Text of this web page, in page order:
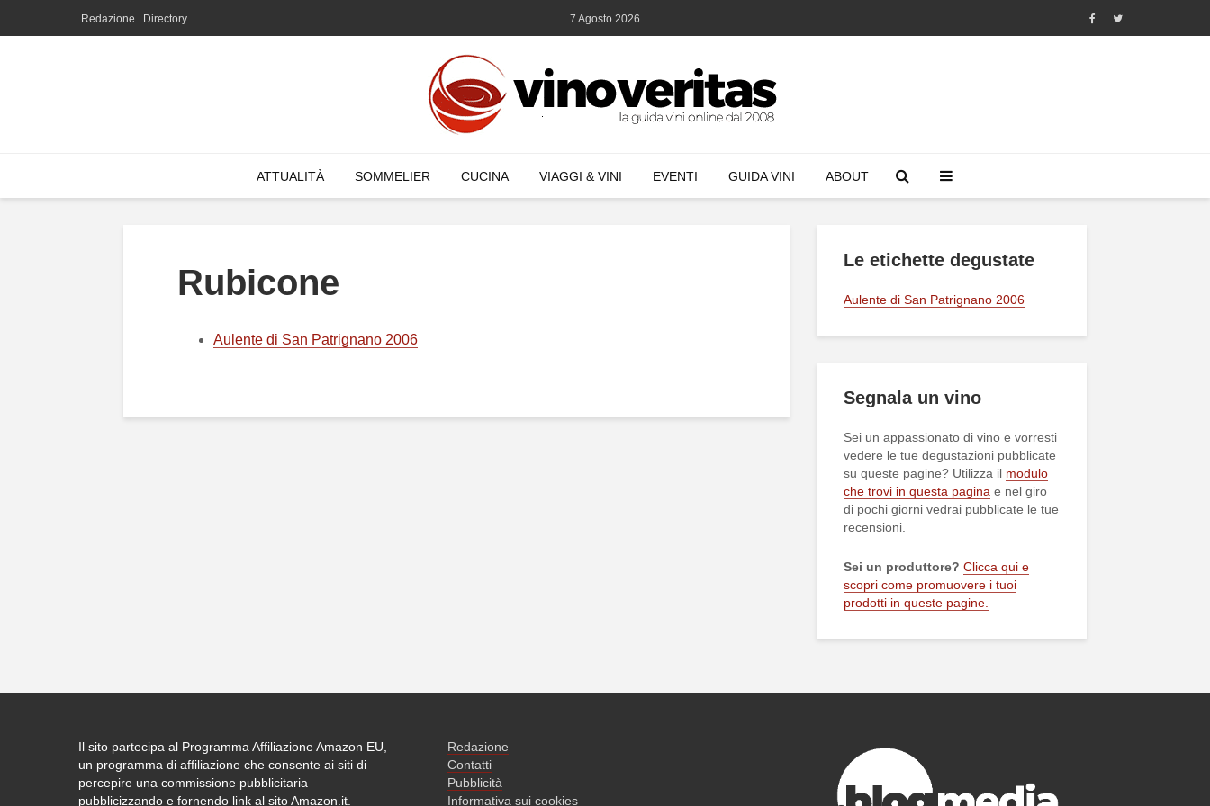
Redazione Directory 7 Agosto 2026
ATTUALITÀ SOMMELIER CUCINA VIAGGI & VINI EVENTI GUIDA VINI ABOUT
Rubicone
Aulente di San Patrignano 2006
Le etichette degustate
Aulente di San Patrignano 2006
Segnala un vino
Sei un appassionato di vino e vorresti
vedere le tue degustazioni pubblicate
su queste pagine? Utilizza il modulo
che trovi in questa pagina e nel giro
di pochi giorni vedrai pubblicate le tue
recensioni.
Sei un produttore? Clicca qui e
scopri come promuovere i tuoi
prodotti in queste pagine.
Il sito partecipa al Programma Affiliazione Amazon EU,
un programma di affiliazione che consente ai siti di
percepire una commissione pubblicitaria
pubblicizzando e fornendo link al sito Amazon.it.
Redazione
Contatti
Pubblicità
Informativa sui cookies